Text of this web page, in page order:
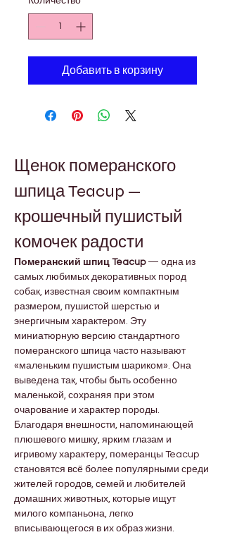
Добавить в корзину
Щенок померанского
шпица Teacup —
крошечный пушистый
комочек радости
Померанский шпиц Teacup — одна из
самых любимых декоративных пород
собак, известная своим компактным
размером, пушистой шерстью и
энергичным характером. Эту
миниатюрную версию стандартного
померанского шпица часто называют
«маленьким пушистым шариком». Она
выведена так, чтобы быть особенно
маленькой, сохраняя при этом
очарование и характер породы.
Благодаря внешности, напоминающей
плюшевого мишку, ярким глазам и
игривому характеру, померанцы Teacup
становятся всё более популярными среди
жителей городов, семей и любителей
домашних животных, которые ищут
милого компаньона, легко
вписывающегося в их образ жизни.